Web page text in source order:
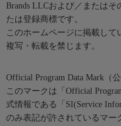
Brands LLCおよび／または
たは登録商標です。
このホームページに掲載し
複写・転載を禁じます。
Official Program Data Mark（
このマークは「Official
式情報である「SI(Service
のみ表記が許されているマー